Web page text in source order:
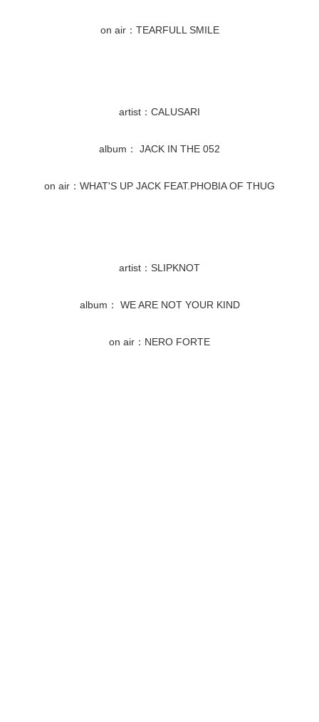
on air：TEARFULL SMILE
artist：CALUSARI
album： JACK IN THE 052
on air：WHAT'S UP JACK FEAT.PHOBIA OF THUG
artist：SLIPKNOT
album： WE ARE NOT YOUR KIND
on air：NERO FORTE